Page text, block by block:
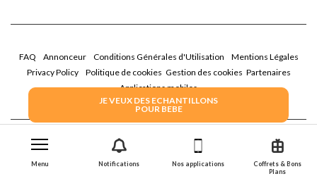
Coffrets & Bons
Plans
Nos applications
Notifications
Menu
JE VEUX DES ECHANTILLONS
POUR BEBE
FAQ Annonceur Conditions Générales d'Utilisation
Mentions Légales
Privacy Policy
Politique de cookies Gestion des cookies Partenaires
Applications mobiles
2026 Family Service - La Boîte Rose